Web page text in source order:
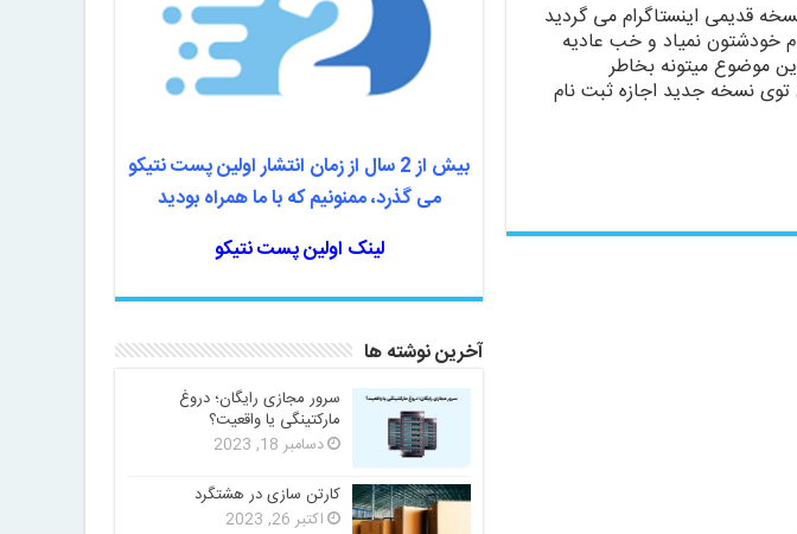
قدیمی اینستاگرام می گردید
خودشتون نمیاد و خب عادیه
موضوع میتونه بخاطر
نسخه جدید اجازه ثبت نام
بیش از 2 سال از زمان انتشار اولین پست نتیکو
می گذرد، ممنونیم که با ما همراه بودید
لینک اولین پست نتیکو
آخرین نوشته ها
سرور مجازی رایگان؛ دروغ
مارکتینگی یا واقعیت؟
دسامبر 18, 2023
کارتن سازی در هشتگرد
اکتبر 26, 2023